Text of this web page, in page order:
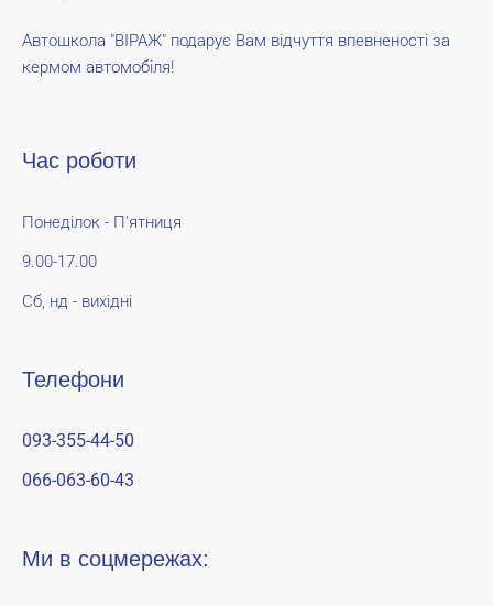
Автошкола "ВІРАЖ" подарує Вам відчуття впевненості за
кермом автомобіля!
Час роботи
Понеділок - П'ятниця
9.00-17.00
Сб, нд - вихідні
Телефони
093-355-44-50
066-063-60-43
Ми в соцмережах: